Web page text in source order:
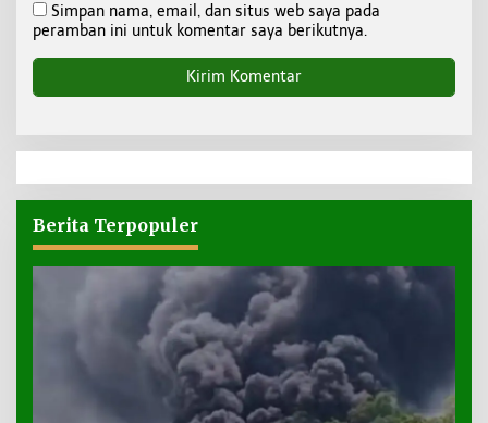
Simpan nama, email, dan situs web saya pada
peramban ini untuk komentar saya berikutnya.
Berita Terpopuler